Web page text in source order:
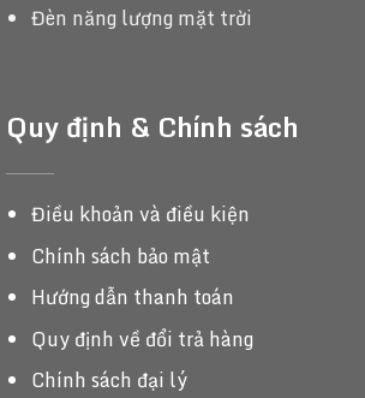
Đèn năng lượng mặt trời
Quy định & Chính sách
Điều khoản và điều kiện
Chính sách bảo mật
Hướng dẫn thanh toán
Quy định về đổi trả hàng
Chính sách đại lý